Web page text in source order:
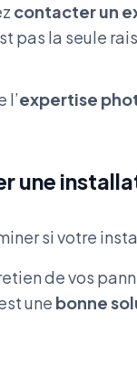
contacter un
pas la seule
l’expertise
une
si votre
de vos
une bonne